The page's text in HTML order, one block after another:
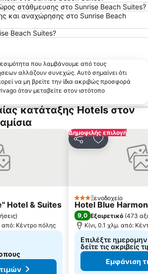
Επισκοπή
Παλαιό Λιμάνι Μυκόνου
Παραδοσιακός Οικισμός Ερμούπολης
Γιάννης Δέτης
Ρόχαρη
Παραδοσιακός οικισμός Φαλατάδος
Παραπόρτι
Ρήνεια
Μέγας Γυαλός
Αγία Μαρίνα
Απηγανιά
Μπονή
Παραδοσιακός Οικισμός Αντιπάρου
Κάτω Μύλοι
στάθμευσης στο Sunrise Beach Suites?
και αναχώρησης στο Sunrise Beach
Beach Suites?
που λαμβάνουμε από τους
αλλάζουν συνεχώς. Αυτό σημαίνει ότι
να μη βρείτε την ίδια ακριβώς προσφορά
όταν μεταβείτε στον ιστότοπο
κατάταξης Hotels στον
αγαπημένα
Hotel & Suites
)
από: Κέντρο πόλης
Δημοφιλής επιλογή
ΚοινοποίησηΠροσθήκη
3 ΑστέριαΞενοδοχείο
Hotel Blue
9,0 Εξαιρετικό (473
Κίνι, 0.1 χλμ. από:
Επιλέξτε
δείτε τις ακριβείς
Εμφάνιση